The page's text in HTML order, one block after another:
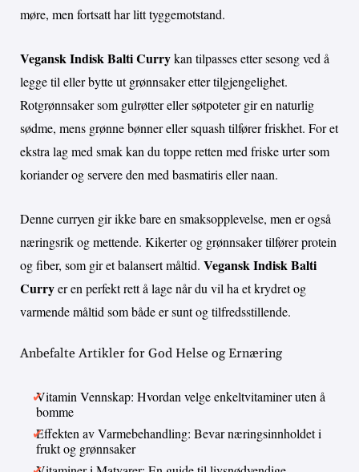
møre, men fortsatt har litt tyggemotstand.
Vegansk Indisk Balti Currykan tilpasses etter sesong ved å
legge til eller bytte ut grønnsaker etter tilgjengelighet.
Rotgrønnsaker som gulrøtter eller søtpoteter gir en naturlig
sødme, mens grønne bønner eller squash tilfører friskhet. For et
ekstra lag med smak kan du toppe retten med friske urter som
koriander og servere den med basmatiris eller naan.
Denne curryen gir ikke bare en smaksopplevelse, men er også
næringsrik og mettende. Kikerter og grønnsaker tilfører protein
og fiber, som gir et balansert måltid. Vegansk Indisk Balti
Curryer en perfekt rett å lage når du vil ha et krydret og
varmende måltid som både er sunt og tilfredsstillende.
Anbefalte Artikler for God Helse og Ernæring
Vitamin Vennskap: Hvordan velge enkeltvitaminer uten å
bomme
Effekten av Varmebehandling: Bevar næringsinnholdet i
frukt og grønnsaker